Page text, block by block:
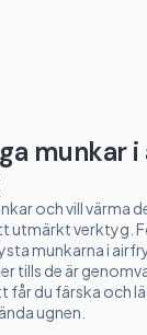
munkar
och vill värma
utmärkt verktyg.
munkarna i
tills de är
får du färska och
ugnen.